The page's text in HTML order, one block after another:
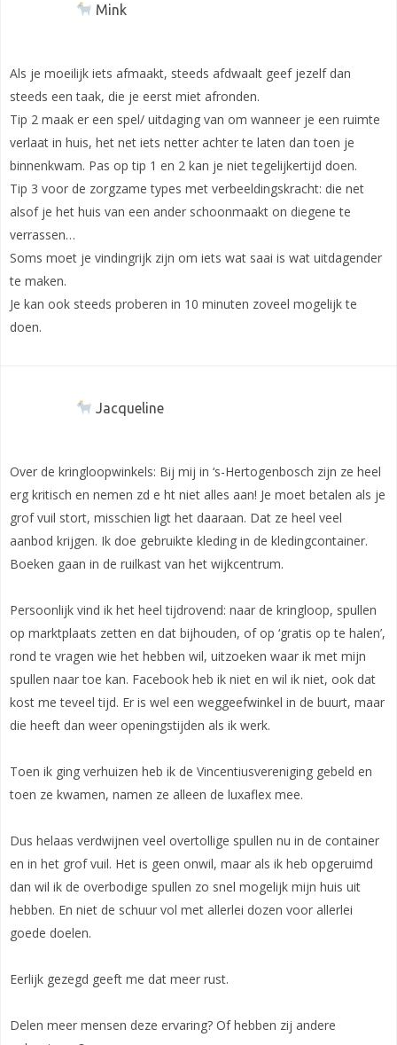
Mink
Als je moeilijk iets afmaakt, steeds afdwaalt geef jezelf dan
steeds een taak, die je eerst miet afronden.
Tip 2 maak er een spel/ uitdaging van om wanneer je een ruimte
verlaat in huis, het net iets netter achter te laten dan toen je
binnenkwam. Pas op tip 1 en 2 kan je niet tegelijkertijd doen.
Tip 3 voor de zorgzame types met verbeeldingskracht: die net
alsof je het huis van een ander schoonmaakt on diegene te
verrassen…
Soms moet je vindingrijk zijn om iets wat saai is wat uitdagender
te maken.
Je kan ook steeds proberen in 10 minuten zoveel mogelijk te
doen.
Jacqueline
Over de kringloopwinkels: Bij mij in ‘s-Hertogenbosch zijn ze heel
erg kritisch en nemen zd e ht niet alles aan! Je moet betalen als je
grof vuil stort, misschien ligt het daaraan. Dat ze heel veel
aanbod krijgen. Ik doe gebruikte kleding in de kledingcontainer.
Boeken gaan in de ruilkast van het wijkcentrum.
Persoonlijk vind ik het heel tijdrovend: naar de kringloop, spullen
op marktplaats zetten en dat bijhouden, of op ‘gratis op te halen’,
rond te vragen wie het hebben wil, uitzoeken waar ik met mijn
spullen naar toe kan. Facebook heb ik niet en wil ik niet, ook dat
kost me teveel tijd. Er is wel een weggeefwinkel in de buurt, maar
die heeft dan weer openingstijden als ik werk.
Toen ik ging verhuizen heb ik de Vincentiusvereniging gebeld en
toen ze kwamen, namen ze alleen de luxaflex mee.
Dus helaas verdwijnen veel overtollige spullen nu in de container
en in het grof vuil. Het is geen onwil, maar als ik heb opgeruimd
dan wil ik de overbodige spullen zo snel mogelijk mijn huis uit
hebben. En niet de schuur vol met allerlei dozen voor allerlei
goede doelen.
Eerlijk gezegd geeft me dat meer rust.
Delen meer mensen deze ervaring? Of hebben zij andere